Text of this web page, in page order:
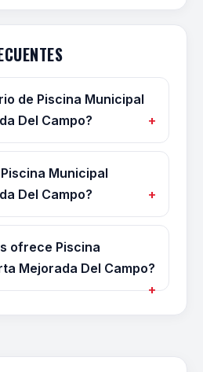
de Piscina Municipal
Del Campo?
Municipal
Del Campo?
ofrece Piscina
Mejorada Del Campo?